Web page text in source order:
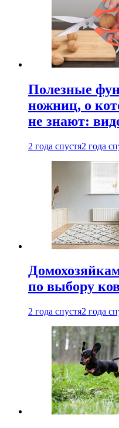
Полезные
ножниц, о
не знают:
2 года спустя2 года
по выбору
2 года спустя2 года